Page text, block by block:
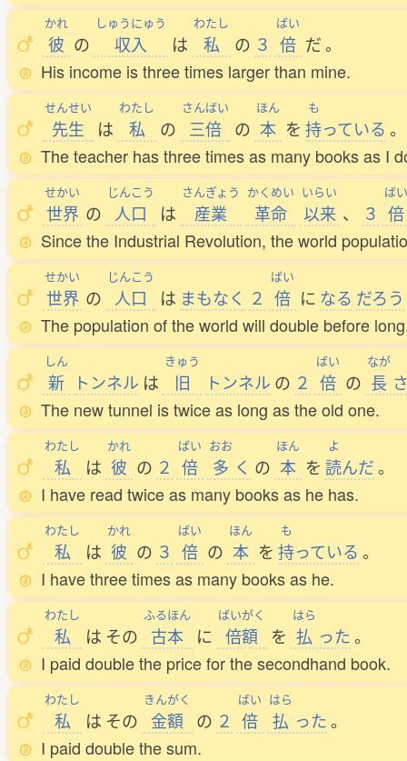
かれ
彼 の
しゅうにゅう
収入 は
わたし
私 の ３
ばい
倍 だ。
His income is three times larger than mine.
せんせい
先生 は
わたし
私 の
さんばい
三倍 の
ほん
本 を
も
持っている 。
The teacher has three times as many books as I
せかい
世界 の
じんこう
人口 は
さんぎょう
産業
かくめい
革命
いらい
以来 、 ３
ばい
倍
Since the Industrial Revolution, the world
せかい
世界 の
じんこう
人口 は まもなく ２
ばい
倍 に なる だろう
The population of the world will double before
しん
新 トンネル は
きゅう
旧 トンネル の ２
ばい
倍 の
なが
長 さ
The new tunnel is twice as long as the old one.
わたし
私 は
かれ
彼 の ２
ばい
倍
おお
多 く の
ほん
本 を
よ
読んだ。
I have read twice as many books as he has.
わたし
私 は
かれ
彼 の ３
ばい
倍 の
ほん
本 を
も
持っている 。
I have three times as many books as he.
わたし
私 は その
ふるほん
古本 に
ばいがく
倍額 を
はら
払 った。
I paid double the price for the secondhand book.
わたし
私 は その
きんがく
金額 の ２
ばい
倍
はら
払 った。
I paid double the sum.